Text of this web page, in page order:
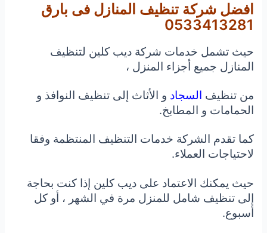
افضل شركة تنظيف المنازل فى بارق
0533413281
حيث تشمل خدمات شركة ديب كلين لتنظيف
المنازل جميع أجزاء المنزل ،
من تنظيف السجاد و الأثاث إلى تنظيف النوافذ و
الحمامات و المطابخ.
كما تقدم الشركة خدمات التنظيف المنتظمة وفقا
لاحتياجات العملاء.
حيث يمكنك الاعتماد على ديب كلين إذا كنت بحاجة
إلى تنظيف شامل للمنزل مرة في الشهر ، أو كل
أسبوع.